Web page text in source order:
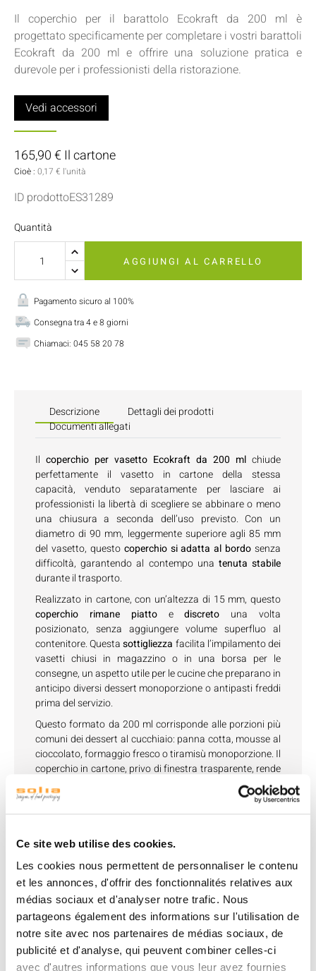
Ce site web utilise des cookies.
Les cookies nous permettent de personnaliser le contenu
et les annonces, d'offrir des fonctionnalités relatives aux
médias sociaux et d'analyser notre trafic. Nous
partageons également des informations sur l'utilisation de
notre site avec nos partenaires de médias sociaux, de
publicité et d'analyse, qui peuvent combiner celles-ci
avec d'autres informations que vous leur avez fournies
Il coperchio per il barattolo Ecokraft da 200 ml è
progettato specificamente per completare i vostri barattoli
Ecokraft da 200 ml e offrire una soluzione pratica e
durevole per i professionisti della ristorazione.
Vedi accessori
165,90 € Il cartone
Cioè : 0,17 € l'unità
ID prodottoES31289
Quantità
AGGIUNGI AL CARRELLO
Pagamento sicuro al 100%
Consegna tra 4 e 8 giorni
Chiamaci: 045 58 20 78
Descrizione
Dettagli dei prodotti
Documenti allegati
Il coperchio per vasetto Ecokraft da 200 ml chiude
perfettamente il vasetto in cartone della stessa
capacità, venduto separatamente per lasciare ai
professionisti la libertà di scegliere se abbinare o meno
una chiusura a seconda dell’uso previsto. Con un
diametro di 90 mm, leggermente superiore agli 85 mm
del vasetto, questo coperchio si adatta al bordo senza
difficoltà, garantendo al contempo una tenuta stabile
durante il trasporto.
Realizzato in cartone, con un’altezza di 15 mm, questo
coperchio rimane piattoediscreto una volta
posizionato, senza aggiungere volume superfluo al
contenitore. Questasottigliezza facilita l’impilamento dei
vasetti chiusi in magazzino o in una borsa per le
consegne, un aspetto utile per le cucine che preparano in
anticipo diversi dessert monoporzione o antipasti freddi
prima del servizio.
Questo formato da 200 ml corrisponde alle porzioni più
comuni dei dessert al cucchiaio: panna cotta, mousse al
cioccolato, formaggio fresco o tiramisù monoporzione. Il
coperchio in cartone, privo di finestra trasparente, rende
il contenuto invisibile dall’esterno, un approccio diverso
rispetto a quello di un coperchio in PET, dove la visibilità
prevale sulla sobrietà dell’effetto finale.
più ampia di contenitori in cartone, dal formato da 105
ml fino ai modelli Ecokraft con coperchio integrato da
370, 475 e 1000 ml; questi ultimi semplificano l’ordine
riunendo vasetto e chiusura in un unico codice articolo.
La scelta di un vasetto e di un coperchio venduti
separatamente, come in questo caso, consente invece di
adeguare liberamente le scorte dei due elementi in base
al loro rispettivo ritmo di consumo.